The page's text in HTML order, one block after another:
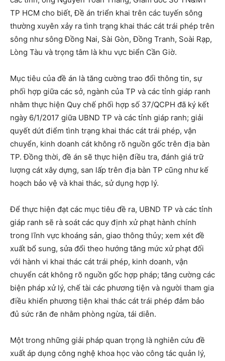
TP HCM cho biết, Đề án triển khai trên các tuyến sông
thường xuyên xảy ra tình trạng khai thác cát trái phép trên
sông như sông Đồng Nai, Sài Gòn, Đồng Tranh, Soài Rạp,
Lòng Tàu và trọng tâm là khu vực biển Cần Giờ.
Mục tiêu của đề án là tăng cường trao đổi thông tin, sự
phối hợp giữa các sở, ngành của TP và các tỉnh giáp ranh
nhằm thực hiện Quy chế phối hợp số 37/QCPH đã ký kết
ngày 6/1/2017 giữa UBND TP và các tỉnh giáp ranh; giải
quyết dứt điểm tình trạng khai thác cát trái phép, vận
chuyển, kinh doanh cát không rõ nguồn gốc trên địa bàn
TP. Đồng thời, đề án sẽ thực hiện điều tra, đánh giá trữ
lượng cát xây dựng, san lấp trên địa bàn TP cũng như kế
hoạch bảo vệ và khai thác, sử dụng hợp lý.
Để thực hiện đạt các mục tiêu đề ra, UBND TP và các tỉnh
giáp ranh sẽ rà soát các quy định xử phạt hành chính
trong lĩnh vực khoáng sản, giao thông thủy; xem xét đề
xuất bổ sung, sửa đổi theo hướng tăng mức xử phạt đối
với hành vi khai thác cát trái phép, kinh doanh, vận
chuyển cát không rõ nguồn gốc hợp pháp; tăng cường các
biện pháp xử lý, chế tài các phương tiện và người tham gia
điều khiển phương tiện khai thác cát trái phép đảm bảo
đủ sức răn đe nhằm phòng ngừa, tái diễn.
Một trong những giải pháp quan trọng là nghiên cứu đề
xuất áp dụng công nghệ khoa học vào công tác quản lý,